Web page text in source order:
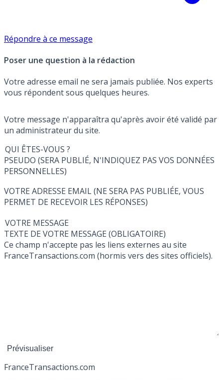
Répondre à ce message
Poser une question à la rédaction
Votre adresse email ne sera jamais publiée. Nos experts
vous répondent sous quelques heures.
Votre message n'apparaîtra qu'après avoir été validé par
un administrateur du site.
QUI ÊTES-VOUS ?
PSEUDO (SERA PUBLIÉ, N'INDIQUEZ PAS VOS DONNÉES
PERSONNELLES)
VOTRE ADRESSE EMAIL (NE SERA PAS PUBLIÉE, VOUS
PERMET DE RECEVOIR LES RÉPONSES)
VOTRE MESSAGE
TEXTE DE VOTRE MESSAGE (OBLIGATOIRE)
Ce champ n'accepte pas les liens externes au site
FranceTransactions.com (hormis vers des sites officiels).
FranceTransactions.com